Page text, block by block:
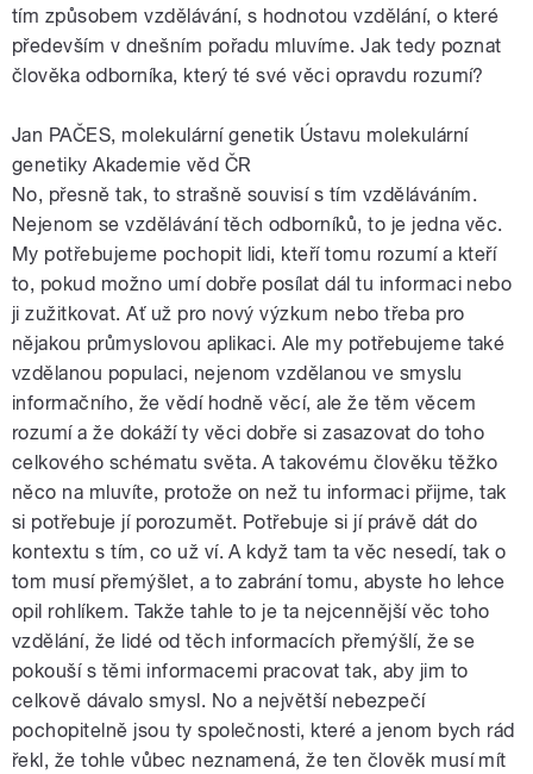
tím způsobem vzdělávání, s hodnotou vzdělání, o které
především v dnešním pořadu mluvíme. Jak tedy poznat
člověka odborníka, který té své věci opravdu rozumí?
Jan PAČES, molekulární genetik Ústavu molekulární
genetiky Akademie věd ČR
No, přesně tak, to strašně souvisí s tím vzděláváním.
Nejenom se vzdělávání těch odborníků, to je jedna věc.
My potřebujeme pochopit lidi, kteří tomu rozumí a kteří
to, pokud možno umí dobře posílat dál tu informaci nebo
ji zužitkovat. Ať už pro nový výzkum nebo třeba pro
nějakou průmyslovou aplikaci. Ale my potřebujeme také
vzdělanou populaci, nejenom vzdělanou ve smyslu
informačního, že vědí hodně věcí, ale že těm věcem
rozumí a že dokáží ty věci dobře si zasazovat do toho
celkového schématu světa. A takovému člověku těžko
něco na mluvíte, protože on než tu informaci přijme, tak
si potřebuje jí porozumět. Potřebuje si jí právě dát do
kontextu s tím, co už ví. A když tam ta věc nesedí, tak o
tom musí přemýšlet, a to zabrání tomu, abyste ho lehce
opil rohlíkem. Takže tahle to je ta nejcennější věc toho
vzdělání, že lidé od těch informacích přemýšlí, že se
pokouší s těmi informacemi pracovat tak, aby jim to
celkově dávalo smysl. No a největší nebezpečí
pochopitelně jsou ty společnosti, které a jenom bych rád
řekl, že tohle vůbec neznamená, že ten člověk musí mít